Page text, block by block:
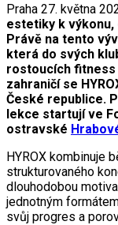
Praha 27. května
estetiky k
Právě na tento
která do svých
rostoucích fitness
zahraničí se
České republice.
lekce startují ve
ostravské
HYROX kombinuje
strukturovaného
dlouhodobou
jednotným
svůj progres a